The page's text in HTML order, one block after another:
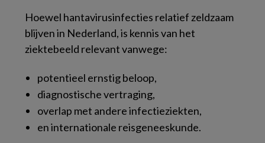
Hoewel hantavirusinfecties relatief zeldzaam
blijven in Nederland, is kennis van het
ziektebeeld relevant vanwege:
potentieel ernstig beloop,
diagnostische vertraging,
overlap met andere infectieziekten,
en internationale reisgeneeskunde.